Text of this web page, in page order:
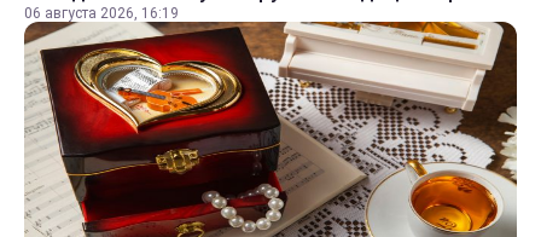
06 августа 2026, 16:19